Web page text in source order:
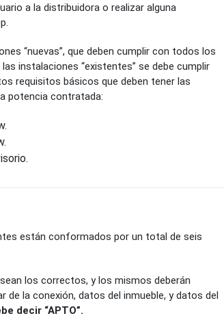
a la distribuidora o realizar alguna
“nuevas”, que deben cumplir con todos los
instalaciones “existentes” se debe cumplir
requisitos básicos que deben tener las
potencia contratada:
están conformados por un total de seis
los correctos, y los mismos deberán
la conexión, datos del inmueble, y datos del
decir “APTO”.